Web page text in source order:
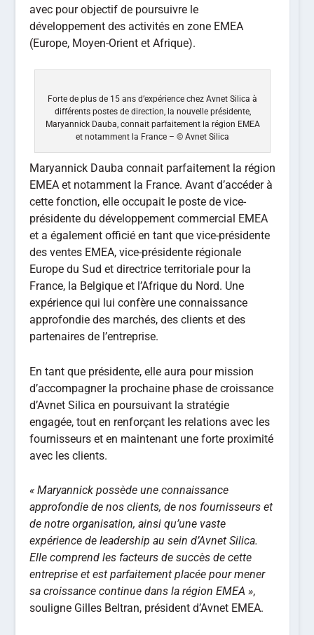
avec pour objectif de poursuivre le
développement des activités en zone EMEA
(Europe, Moyen-Orient et Afrique).
Forte de plus de 15 ans d’expérience chez Avnet Silica à
différents postes de direction, la nouvelle présidente,
Maryannick Dauba, connait parfaitement la région EMEA
et notamment la France – © Avnet Silica
Maryannick Dauba connait parfaitement la région
EMEA et notamment la France. Avant d’accéder à
cette fonction, elle occupait le poste de vice-
présidente du développement commercial EMEA
et a également officié en tant que vice-présidente
des ventes EMEA, vice-présidente régionale
Europe du Sud et directrice territoriale pour la
France, la Belgique et l’Afrique du Nord. Une
expérience qui lui confère une connaissance
approfondie des marchés, des clients et des
partenaires de l’entreprise.
En tant que présidente, elle aura pour mission
d’accompagner la prochaine phase de croissance
d’Avnet Silica en poursuivant la stratégie
engagée, tout en renforçant les relations avec les
fournisseurs et en maintenant une forte proximité
avec les clients.
«Maryannick possède une connaissance
approfondie de nos clients, de nos fournisseurs et
de notre organisation, ainsi qu’une vaste
expérience de leadership au sein d’Avnet Silica.
Elle comprend les facteurs de succès de cette
entreprise et est parfaitement placée pour mener
sa croissance continue dans la région EMEA »,
souligne Gilles Beltran, président d’Avnet EMEA.